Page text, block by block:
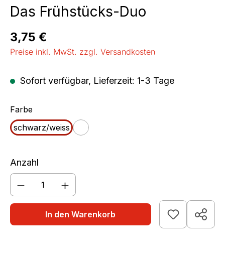
Das Frühstücks-Duo
Regulärer Preis:
3,75 €
Preise inkl. MwSt. zzgl. Versandkosten
Sofort verfügbar, Lieferzeit: 1-3 Tage
Farbeauswählen
schwarz/weiss
weiß
Anzahl
Produkt Anzahl: Gib den
In den Warenkorb